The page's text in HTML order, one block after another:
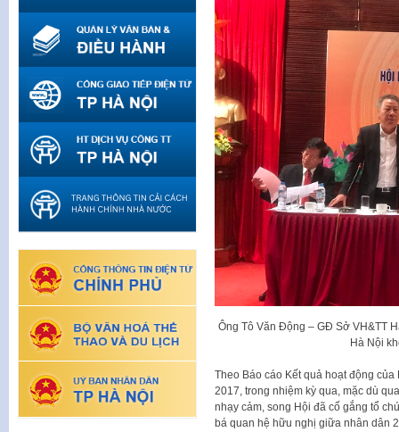
Ông Tô Văn Động – GĐ Sở VH&TT
Hà Nội
Theo Báo cáo Kết quả hoạt động
2017, trong nhiệm kỳ qua, mặc dù
nhạy cảm, song Hội đã cố gắng tổ
bá quan hệ hữu nghị giữa nhân dân